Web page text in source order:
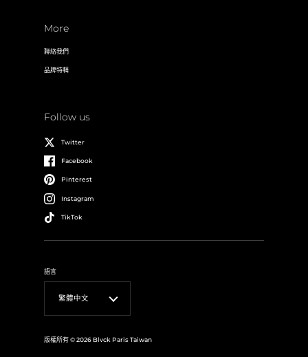
More
聯絡我們
品牌特輯
Follow us
Twitter
Facebook
Pinterest
Instagram
TikTok
語言
繁體中文
版權所有 © 2026 Blvck Paris Taiwan